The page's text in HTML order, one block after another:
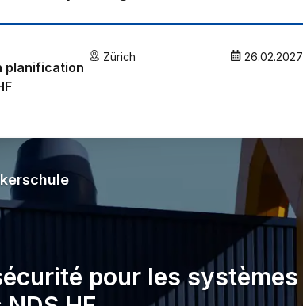
planification
Zürich 26.02.2027
pour les systèmes